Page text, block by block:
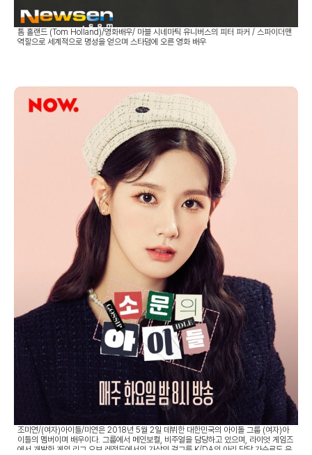
톰 홀랜드 (Tom Holland)/영화배우/ 마블 시네마틱 유니버스의 피터 파커 / 스파이더맨
역할으로 세계적으로 명성을 얻으며 스타덤에 오른 영화 배우
조미연/(여자)아이들/미연은 2018년 5월 2일 데뷔한 대한민국의 아이돌 그룹 (여자)아
이들의 멤버이며 배우이다. 그룹에서 메인보컬, 비주얼을 담당하고 있으며, 라이엇 게임즈
에서 개발한 게임 리그 오브 레전드에서의 가상의 걸그룹 K/DA의 아리 담당 가수로도 유